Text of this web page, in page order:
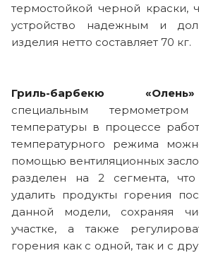
термостойкой черной краски,
устройство надежным и
изделия нетто составляет 70 кг.
Гриль-барбекю «Олень»
специальным
температуры в процессе
температурного режима
помощью вентиляционных
разделен на 2 сегмента, что
удалить продукты горения
данной модели, сохраняя
участке, а также
горения как с одной, так и с